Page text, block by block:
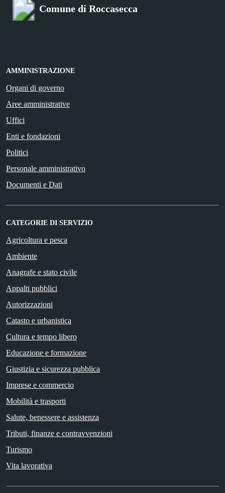
Comune di Roccasecca
AMMINISTRAZIONE
Organi di governo
Aree amministrative
Uffici
Enti e fondazioni
Politici
Personale amministrativo
Documenti e Dati
CATEGORIE DI SERVIZIO
Agricoltura e pesca
Ambiente
Anagrafe e stato civile
Appalti pubblici
Autorizzazioni
Catasto e urbanistica
Cultura e tempo libero
Educazione e formazione
Giustizia e sicurezza pubblica
Imprese e commercio
Mobilità e trasporti
Salute, benessere e assistenza
Tributi, finanze e contravvenzioni
Turismo
Vita lavorativa